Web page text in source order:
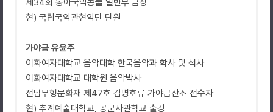
제34회 동아국악콩쿨 일반부 금상
현) 국립국악관현악단 단원
가야금 유윤주
이화여자대학교 음악대학 한국음악과 학사 및 석사
이화여자대학교 대학원 음악박사
전남무형문화재 제47호 김병호류 가야금산조 전수자
현) 추계예술대학교, 공군사관학교 출강